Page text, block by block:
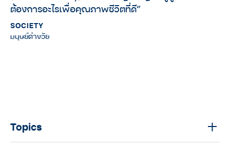
ต้องการอะไรเพื่อคุณภาพชีวิตที่ดี”
SOCIETY
มนุษย์ต่างวัย
Topics